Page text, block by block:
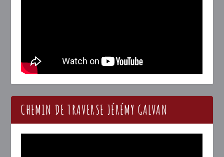
CHEMIN DE TRAVERSE JÉRÉMY GALVAN